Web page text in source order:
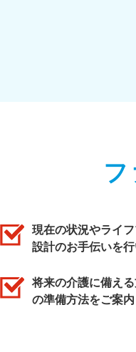
フ
現在の状況やライ
設計のお手伝いを行
将来の介護に備え
の準備方法をご案内